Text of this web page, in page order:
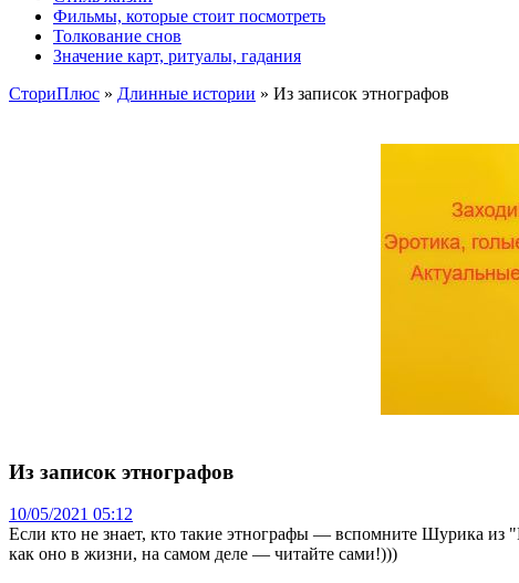
Фильмы, которые стоит посмотреть
Толкование снов
Значение карт, ритуалы, гадания
СториПлюс » Длинные истории » Из записок этнографов
Из записок этнографов
10/05/2021 05:12
Если кто не знает, кто такие этнографы — вспомните Шурика из
как оно в жизни, на самом деле — читайте сами!)))